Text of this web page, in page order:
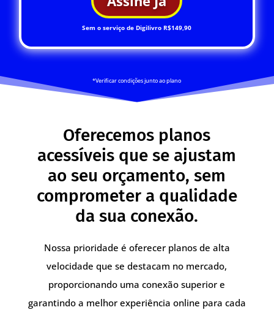
Sem o serviço de Digilivro R$149,90
*Verificar condições junto ao plano
Oferecemos planos
acessíveis que se ajustam
ao seu orçamento, sem
comprometer a qualidade
da sua conexão.
Nossa prioridade é oferecer planos de alta
velocidade que se destacam no mercado,
proporcionando uma conexão superior e
garantindo a melhor experiência online para cada